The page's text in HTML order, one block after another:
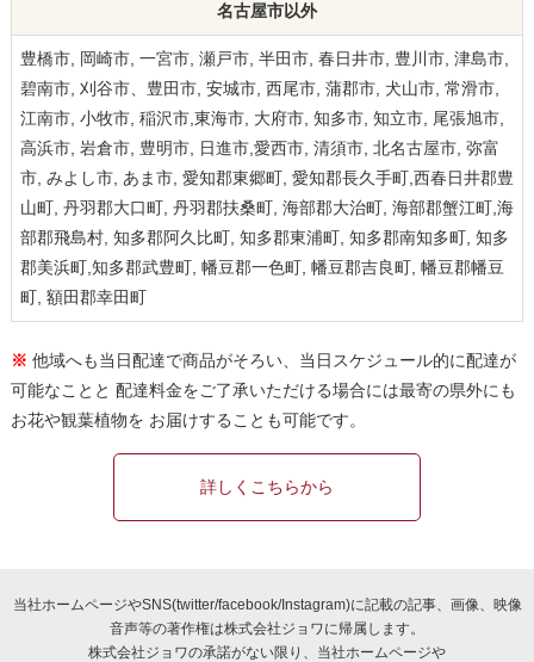
名古屋市以外
豊橋市, 岡崎市, 一宮市, 瀬戸市, 半田市, 春日井市, 豊川市, 津島市,
碧南市, 刈谷市、豊田市, 安城市, 西尾市, 蒲郡市, 犬山市, 常滑市,
江南市, 小牧市, 稲沢市,東海市, 大府市, 知多市, 知立市, 尾張旭市,
高浜市, 岩倉市, 豊明市, 日進市,愛西市, 清須市, 北名古屋市, 弥富
市, みよし市, あま市, 愛知郡東郷町, 愛知郡長久手町,西春日井郡豊
山町, 丹羽郡大口町, 丹羽郡扶桑町, 海部郡大治町, 海部郡蟹江町,海
部郡飛島村, 知多郡阿久比町, 知多郡東浦町, 知多郡南知多町, 知多
郡美浜町,知多郡武豊町, 幡豆郡一色町, 幡豆郡吉良町, 幡豆郡幡豆
町, 額田郡幸田町
※ 他域へも当日配達で商品がそろい、当日スケジュール的に配達が
可能なことと 配達料金をご了承いただける場合には最寄の県外にも
お花や観葉植物を お届けすることも可能です。
詳しくこちらから
当社ホームページやSNS(twitter/facebook/Instagram)に記載の記事、画像、映像
音声等の著作権は株式会社ジョワに帰属します。
株式会社ジョワの承諾がない限り、当社ホームページや